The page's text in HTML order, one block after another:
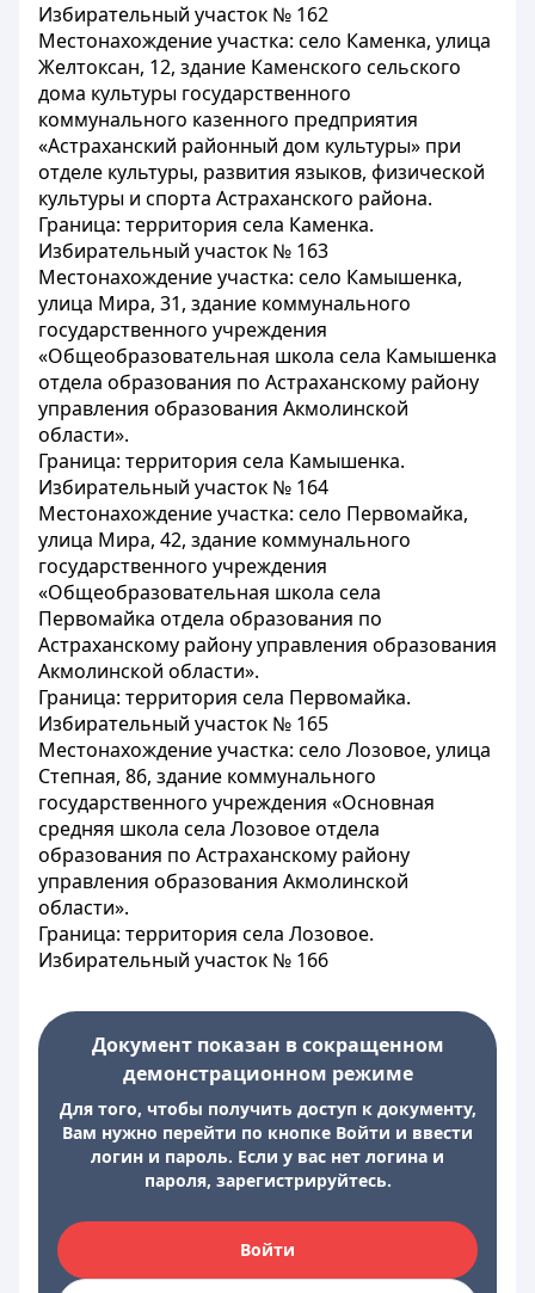
Избирательный участок № 162
Местонахождение участка: село Каменка, улица
Желтоксан, 12, здание Каменского сельского
дома культуры государственного
коммунального казенного предприятия
«Астраханский районный дом культуры» при
отделе культуры, развития языков, физической
культуры и спорта Астраханского района.
Граница: территория села Каменка.
Избирательный участок № 163
Местонахождение участка: село Камышенка,
улица Мира, 31, здание коммунального
государственного учреждения
«Общеобразовательная школа села Камышенка
отдела образования по Астраханскому району
управления образования Акмолинской
области».
Граница: территория села Камышенка.
Избирательный участок № 164
Местонахождение участка: село Первомайка,
улица Мира, 42, здание коммунального
государственного учреждения
«Общеобразовательная школа села
Первомайка отдела образования по
Астраханскому району управления образования
Акмолинской области».
Граница: территория села Первомайка.
Избирательный участок № 165
Местонахождение участка: село Лозовое, улица
Степная, 86, здание коммунального
государственного учреждения «Основная
средняя школа села Лозовое отдела
образования по Астраханскому району
управления образования Акмолинской
области».
Граница: территория села Лозовое.
Избирательный участок № 166
Документ показан в сокращенном
демонстрационном режиме
Для того, чтобы получить доступ к документу,
Вам нужно перейти по кнопке Войти и ввести
логин и пароль. Если у вас нет логина и
пароля, зарегистрируйтесь.
Войти